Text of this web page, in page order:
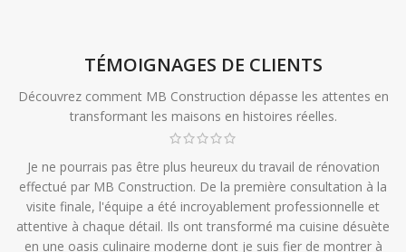
TÉMOIGNAGES DE CLIENTS
Découvrez comment MB Construction dépasse les attentes en
transformant les maisons en histoires réelles.
Je ne pourrais pas être plus heureux du travail de rénovation
effectué par MB Construction. De la première consultation à la
visite finale, l'équipe a été incroyablement professionnelle et
attentive à chaque détail. Ils ont transformé ma cuisine désuète
en une oasis culinaire moderne dont je suis fier de montrer à